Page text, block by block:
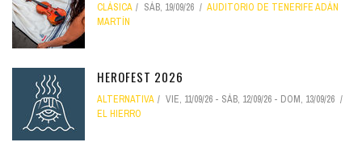
CLÁSICA SÁB, 19/09/26
AUDITORIO DE TENERIFE ADÁN
MARTÍN
HEROFEST 2026
ALTERNATIVA VIE, 11/09/26 - SÁB, 12/09/26 - DOM, 13/09/26
EL HIERRO